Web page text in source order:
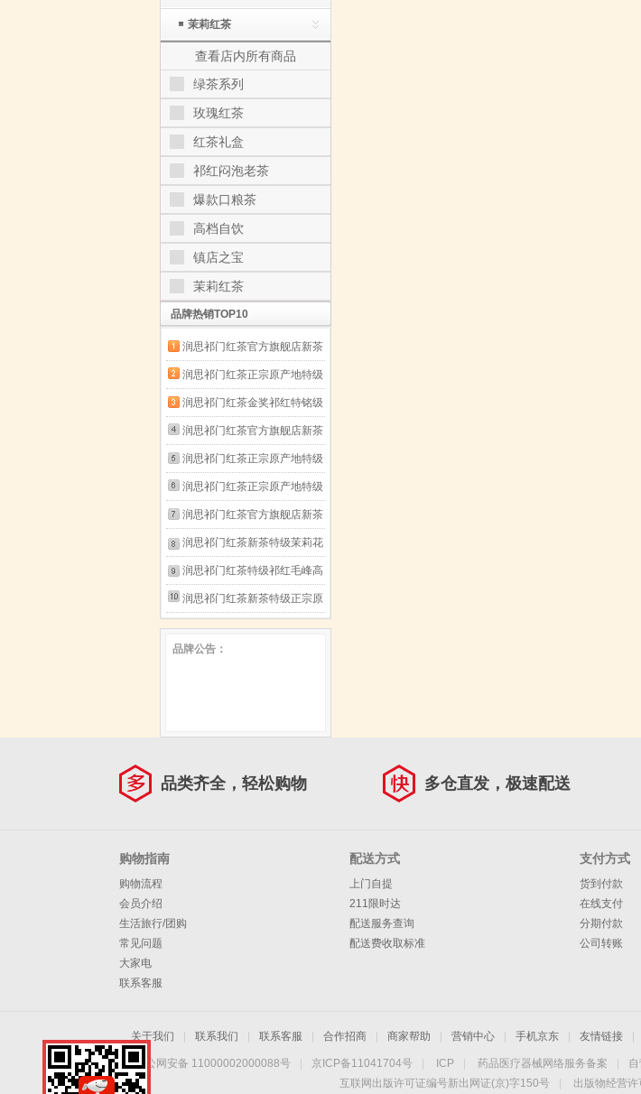
茉莉红茶
查看店内所有商品
绿茶系列
玫瑰红茶
红茶礼盒
祁红闷泡老茶
爆款口粮茶
高档自饮
镇店之宝
茉莉红茶
品牌热销TOP10
润思祁门红茶官方旗舰店新茶
特级正宗高档口粮茶自饮待客
送长辈父母 1915系列同款试
饮装6g 1915系列
润思祁门红茶正宗原产地特级
红茶自己喝口粮茶中华老字号
茶叶送长辈 特级祁红毛峰
300g 2010系列
润思祁门红茶金奖祁红特铭级
高档红茶传统工夫自饮待客送
长辈父母100g 金奖祁红工夫
100g（特铭级）
润思祁门红茶官方旗舰店新茶
特级正宗高档口粮茶自饮待客
送长辈父母 祁红香螺
200g【特级一等】 1915系列
润思祁门红茶正宗原产地特级
红茶自己喝口粮茶中华老字号
茶叶送长辈 祁红香螺300g+祁
红毛峰300g【赠礼品袋】
2010系列
润思祁门红茶正宗原产地特级
红茶自己喝口粮茶中华老字号
茶叶送长辈 特级祁红香螺
300g 2010系列
润思祁门红茶官方旗舰店新茶
特级正宗高档口粮茶自饮待客
送长辈父母 祁红毛峰
200g【特级一等】 1915系列
润思祁门红茶新茶特级茉莉花
茶浓香型自饮送礼送长辈父母
节日伴手礼 茉莉祁红80g（特
润思祁门红茶特级祁红毛峰高
山春茶自饮待客送长辈父母小
（祁红毛峰50g）
润思祁门红茶新茶特级正宗原
产地祁红工夫口粮茶待客送礼
送长辈父母 祁红工夫
品牌公告：
品类齐全，轻松购物 多仓直发，极速配送
购物指南
购物流程
会员介绍
生活旅行/团购
常见问题
大家电
联系客服
配送方式
上门自提
211限时达
配送服务查询
配送费收取标准
支付方式
货到付款
在线支付
分期付款
公司转账
关于我们 联系我们 联系客服 合作招商 商家帮助 营销中心 手机京东 友情链接
京公网安备 11000002000088号 京ICP备11041704号 ICP 药品医疗器械网络服务备案
互联网出版许可证编号新出网证(京)字150号
出版物经营许